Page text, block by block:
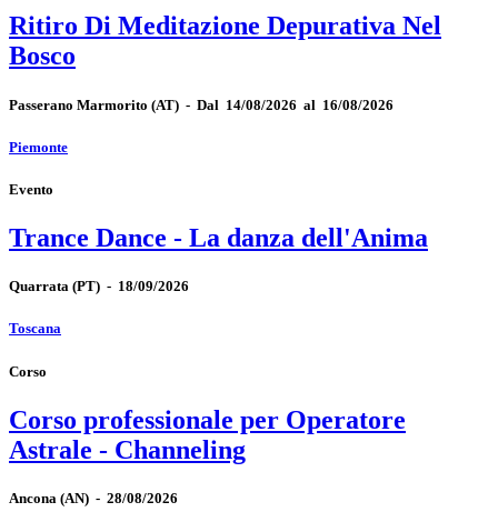
Ritiro Di Meditazione Depurativa Nel
Bosco
Passerano Marmorito (AT) - Dal 14/08/2026 al 16/08/2026
Piemonte
Evento
Trance Dance - La danza dell'Anima
Quarrata (PT) - 18/09/2026
Toscana
Corso
Corso professionale per Operatore
Astrale - Channeling
Ancona (AN) - 28/08/2026